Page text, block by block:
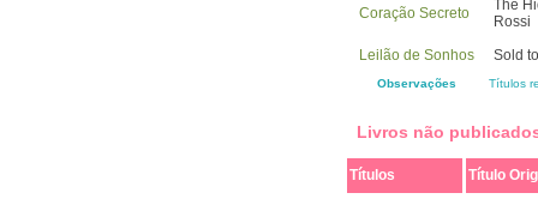
Observações Títulos
Coração Secreto
The
Rossi
Leilão de Sonhos
Sold
Livros não
Títulos Título